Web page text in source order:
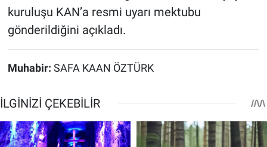
kuruluşu KAN’a resmi uyarı mektubu
gönderildiğini açıkladı.
Muhabir: SAFA KAAN ÖZTÜRK